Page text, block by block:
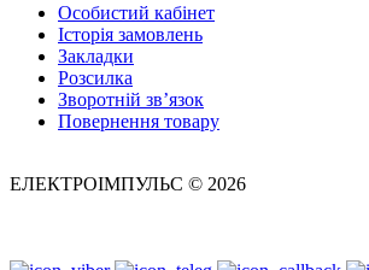
Особистий кабінет
Історія замовлень
Закладки
Розсилка
Зворотній зв’язок
Повернення товару
ЕЛЕКТРОІМПУЛЬС © 2026